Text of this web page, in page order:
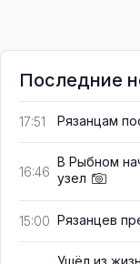
Последние
17:51 Рязанцам
16:46
В Рыбном
узел
15:00 Рязанцев
Ушёл из